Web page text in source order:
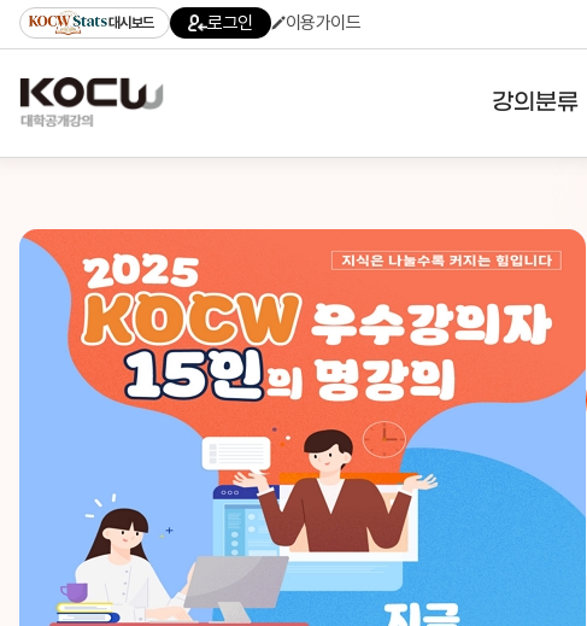
대시보드 로그인 이용가이드
강의분류
기관강의
테마강의